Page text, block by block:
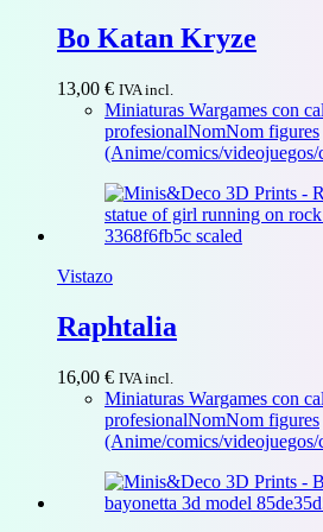
Bo Katan Kryze
13,00 € IVA incl.
Miniaturas Wargames con
profesionalNomNom figures
(Anime/comics/videojuegos/
Vistazo
Raphtalia
16,00 € IVA incl.
Miniaturas Wargames con
profesionalNomNom figures
(Anime/comics/videojuegos/